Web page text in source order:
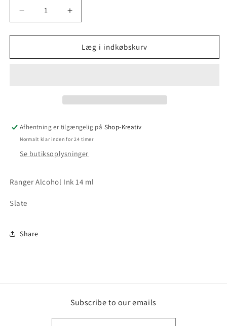
Læg i indkøbskurv
Afhentning er tilgængelig på Shop-Kreativ
Normalt klar inden for 24 timer
Se butiksoplysninger
Ranger Alcohol Ink 14 ml
Slate
Share
Subscribe to our emails